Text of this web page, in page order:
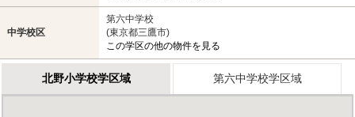
中学校区
第六中学校
(東京都三鷹市)
この学区の他の物件を見る
北野小学校学区域 第六中学校学区域